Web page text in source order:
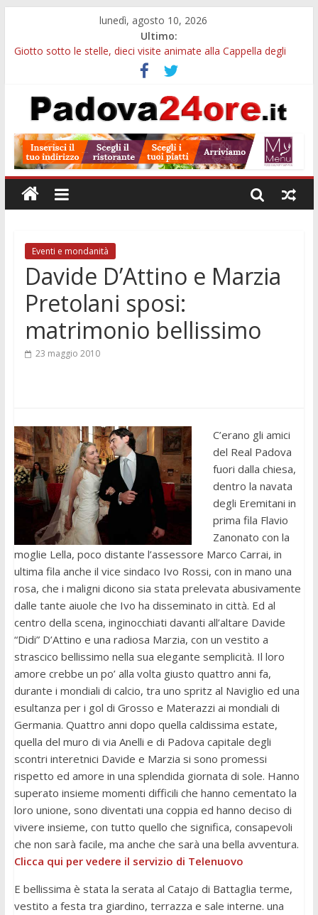
lunedì, agosto 10, 2026
Ultimo:
Giotto sotto le stelle, dieci visite animate alla Cappella degli
Notizie di Padova alle ore 23: borse Eni, musei gratuiti e
scadenze universitarie
Concorso Claudio Scimone, 14mila euro ai giovani musicisti:
Gemellaggi internazionali, 100mila euro ai Comuni veneti:
domande entro il 7 settembre
Alloggi ESU Padova 2026-2027: requisiti, scadenze e domanda
per ottenere un posto letto
Eventi e mondanità
Davide D’Attino e Marzia
Pretolani sposi:
matrimonio bellissimo
23 maggio 2010
C’erano gli amici
del Real Padova
fuori dalla chiesa,
dentro la navata
degli Eremitani in
prima fila Flavio
Zanonato con la
moglie Lella, poco distante l’assessore Marco Carrai, in
ultima fila anche il vice sindaco Ivo Rossi, con in mano una
rosa, che i maligni dicono sia stata prelevata abusivamente
dalle tante aiuole che Ivo ha disseminato in città. Ed al
centro della scena, inginocchiati davanti all’altare Davide
“Didi” D’Attino e una radiosa Marzia, con un vestito a
strascico bellissimo nella sua elegante semplicità. Il loro
amore crebbe un po’ alla volta giusto quattro anni fa,
durante i mondiali di calcio, tra uno spritz al Naviglio ed una
esultanza per i gol di Grosso e Materazzi ai mondiali di
Germania. Quattro anni dopo quella caldissima estate,
quella del muro di via Anelli e di Padova capitale degli
scontri interetnici Davide e Marzia si sono promessi
rispetto ed amore in una splendida giornata di sole. Hanno
superato insieme momenti difficili che hanno cementato la
loro unione, sono diventati una coppia ed hanno deciso di
vivere insieme, con tutto quello che significa, consapevoli
che non sarà facile, ma anche che sarà una bella avventura.
Clicca qui per vedere il servizio di Telenuovo
E bellissima è stata la serata al Catajo di Battaglia terme,
vestito a festa tra giardino, terrazza e sale interne. una